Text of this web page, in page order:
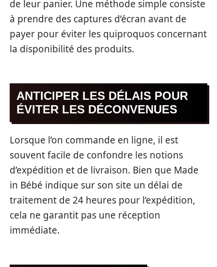
de leur panier. Une méthode simple consiste
à prendre des captures d’écran avant de
payer pour éviter les quiproquos concernant
la disponibilité des produits.
ANTICIPER LES DÉLAIS POUR
ÉVITER LES DÉCONVENUES
Lorsque l’on commande en ligne, il est
souvent facile de confondre les notions
d’expédition et de livraison. Bien que Made
in Bébé indique sur son site un délai de
traitement de 24 heures pour l’expédition,
cela ne garantit pas une réception
immédiate.